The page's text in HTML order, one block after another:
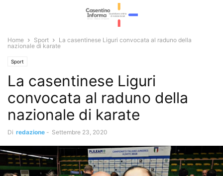
Home Sport
La casentinese Liguri convocata al raduno della
nazionale di karate
Sport
La casentinese Liguri
convocata al raduno della
nazionale di karate
Di redazione - Settembre 23, 2020